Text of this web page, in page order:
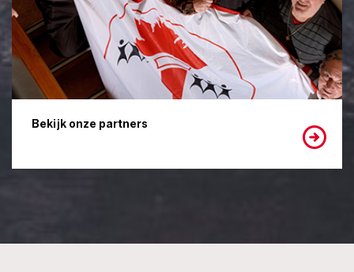
Bekijk onze partners